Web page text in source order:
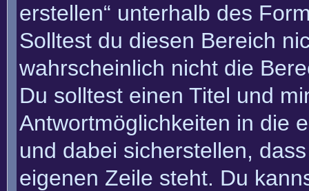
erstellen“ unterhalb des
Solltest du diesen Bereich
wahrscheinlich nicht die
Du solltest einen Titel und
Antwortmöglichkeiten in die
und dabei sicherstellen,
eigenen Zeile steht. Du